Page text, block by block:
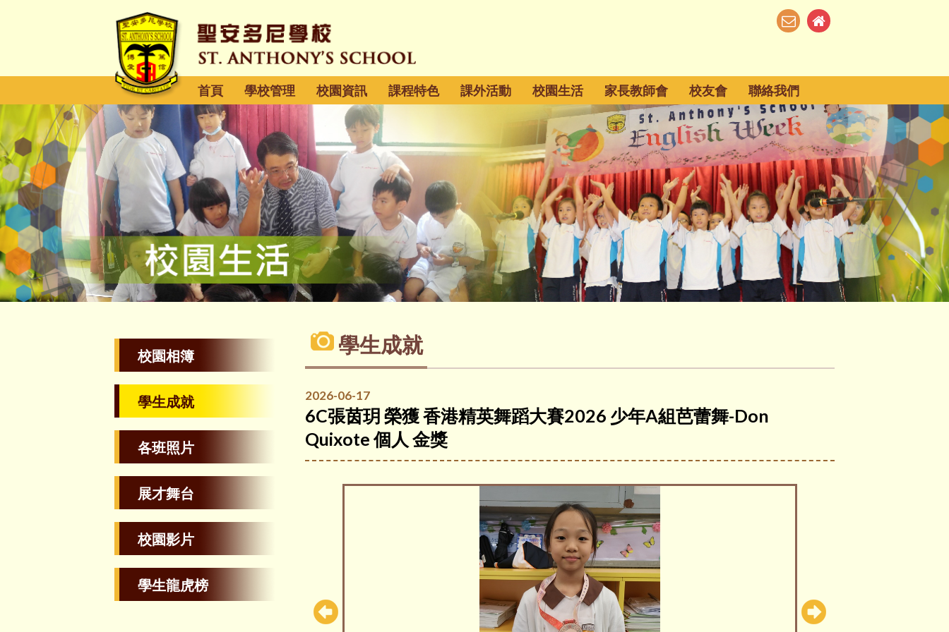
首頁 學校管理 校園資訊 課程特色 課外活動 校園生活 家長教師會 校友會 聯絡我們
校園相簿
學生成就
各班照片
展才舞台
校園影片
學生龍虎榜
學生成就
2026-06-17
6C張茵玥 榮獲 香港精英舞蹈大賽2026 少年A組芭蕾舞-Don
Quixote 個人 金獎